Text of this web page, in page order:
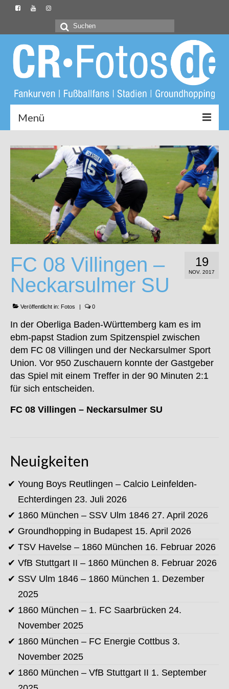
Suchen
Menü
Startseite
CR-Fotos.de
Groundliste
Fotos
Buch: Unter Löwen
19
NOV. 2017
FC 08 Villingen –
Neckarsulmer SU
Veröffentlicht in: Fotos 0
In der Oberliga Baden-Württemberg kam es im
ebm-papst Stadion zum Spitzenspiel zwischen
dem FC 08 Villingen und der Neckarsulmer Sport
Union. Vor 950 Zuschauern konnte der Gastgeber
das Spiel mit einem Treffer in der 90 Minuten 2:1
für sich entscheiden.
FC 08 Villingen – Neckarsulmer SU
Neuigkeiten
Young Boys Reutlingen – Calcio Leinfelden-
Echterdingen 23. Juli 2026
1860 München – SSV Ulm 1846 27. April 2026
Groundhopping in Budapest 15. April 2026
TSV Havelse – 1860 München 16. Februar 2026
VfB Stuttgart II – 1860 München 8. Februar 2026
SSV Ulm 1846 – 1860 München 1. Dezember
2025
1860 München – 1. FC Saarbrücken 24.
November 2025
1860 München – FC Energie Cottbus 3.
November 2025
1860 München – VfB Stuttgart II 1. September